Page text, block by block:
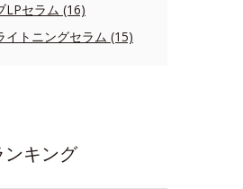
LPセラム (16)
イトニングセラム (15)
キング